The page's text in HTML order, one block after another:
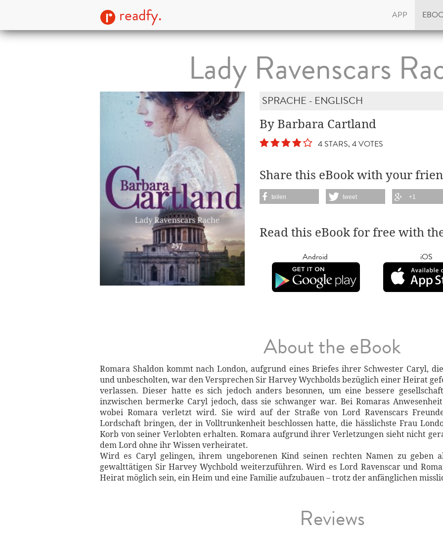
readfy. APP
Lady Ravenscars
SPRACHE - ENGLISCH
By Barbara Cartland
4 STARS, 4 VOTES
Share this eBook with your
teilen tweet +1
Read this eBook for free with
Android iOS
About the eBook
Romara Shaldon kommt nach London, aufgrund eines Briefes ihrer Schwester Caryl,
und unbescholten, war den Versprechen Sir Harvey Wychbolds bezüglich einer Heirat
verlassen. Dieser hatte es sich jedoch anders besonnen, um eine bessere
inzwischen bermerke Caryl jedoch, dass sie schwanger war. Bei Romaras
wobei Romara verletzt wird. Sie wird auf der Straße von Lord Ravenscars
Lordschaft bringen, der in Volltrunkenheit beschlossen hatte, die hässlichste Frau
Korb von seiner Verlobten erhalten. Romara aufgrund ihrer Verletzungen sieht nicht
dem Lord ohne ihr Wissen verheiratet.
Wird es Caryl gelingen, ihrem ungeborenen Kind seinen rechten Namen zu geben
gewalttätigen Sir Harvey Wychbold weiterzuführen. Wird es Lord Ravenscar und
Heirat möglich sein, ein Heim und eine Familie aufzubauen – trotz der anfänglichen
Reviews